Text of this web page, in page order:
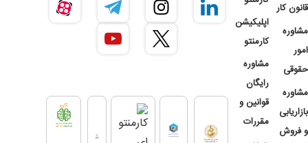
قانون کار
مشاوره
امور
حقوقی
مشاوره
بازاریابی
و فروش
اپلیکیشن
کارمنتو
مشاوره
رایگان
قوانین و
مقررات